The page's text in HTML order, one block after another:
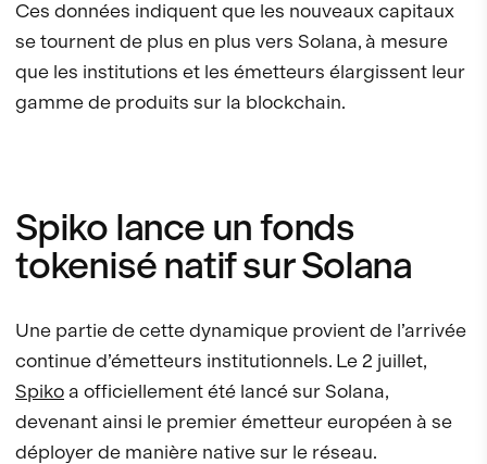
Ces données indiquent que les nouveaux capitaux
se tournent de plus en plus vers Solana, à mesure
que les institutions et les émetteurs élargissent leur
gamme de produits sur la blockchain.
Spiko lance un fonds
tokenisé natif sur Solana
Une partie de cette dynamique provient de l’arrivée
continue d’émetteurs institutionnels. Le 2 juillet,
Spikoa officiellement été lancé sur Solana,
devenant ainsi le premier émetteur européen à se
déployer de manière native sur le réseau.